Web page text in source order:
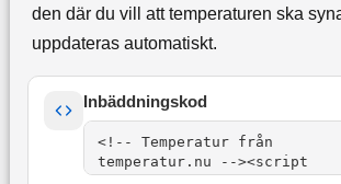
den där du vill att temperaturen ska
uppdateras automatiskt.
Inbäddningskod